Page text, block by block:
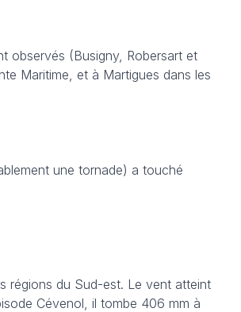
observés (Busigny, Robersart et
Maritime, et à Martigues dans les
une tornade) a touché
régions du Sud-est. Le vent atteint
Cévenol, il tombe 406 mm à